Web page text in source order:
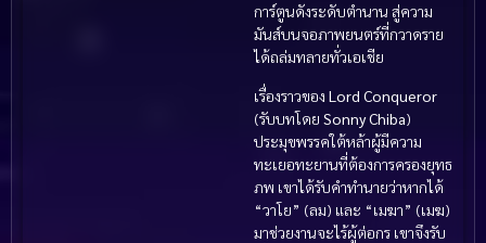
การ์ตูนดังระดับตำนาน สู่ความ
มันส์บนจอภาพยนตร์ที่กวาดราย
ได้ถล่มทลายทั่วเอเชีย
เรื่องราวของ Lord Conqueror
(รับบทโดย Sonny Chiba)
ประมุขพรรคใต้หล้าผู้มีความ
ทะเยอทะยานที่ต้องการครองยุทธ
ภพ เขาได้รับคำทำนายว่าหากได้
“วาโย” (ลม) และ “เมฆา” (เมฆ)
มาช่วยงานจะไร้ผู้ต่อกร เขาจึงรับ